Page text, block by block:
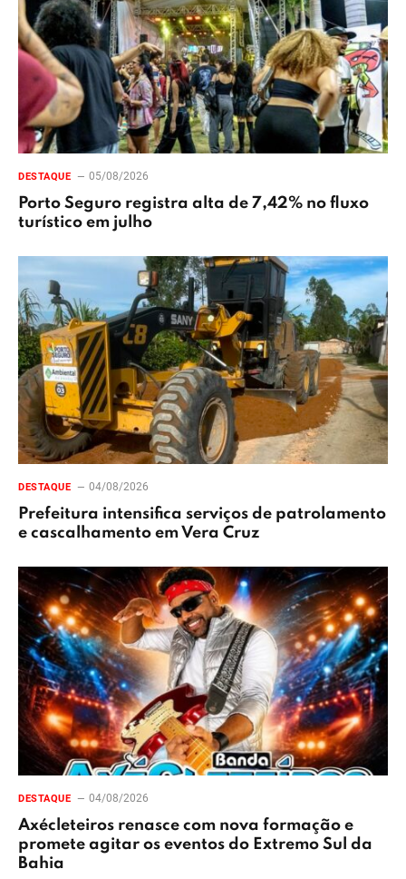
DESTAQUE 05/08/2026
Porto Seguro registra alta de 7,42% no fluxo
turístico em julho
DESTAQUE 04/08/2026
Prefeitura intensifica serviços de patrolamento
e cascalhamento em Vera Cruz
DESTAQUE 04/08/2026
Axécleteiros renasce com nova formação e
promete agitar os eventos do Extremo Sul da
Bahia